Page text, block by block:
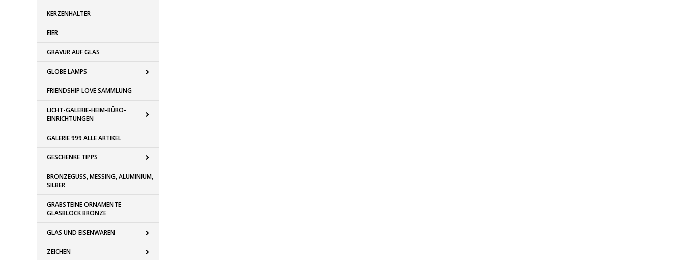
KERZENHALTER
EIER
GRAVUR AUF GLAS
GLOBE LAMPS
FRIENDSHIP LOVE SAMMLUNG
LICHT-GALERIE-HEIM-BÜRO-
EINRICHTUNGEN
GALERIE 999 ALLE ARTIKEL
GESCHENKE TIPPS
BRONZEGUSS, MESSING, ALUMINIUM,
SILBER
GRABSTEINE ORNAMENTE
GLASBLOCK BRONZE
GLAS UND EISENWAREN
ZEICHEN